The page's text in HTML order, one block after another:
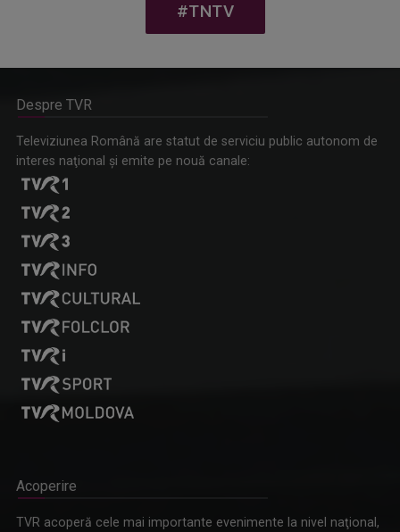
#TNTV
Despre TVR
Televiziunea Română are statut de serviciu public autonom de
interes naţional şi emite pe nouă canale:
Acoperire
TVR acoperă cele mai importante evenimente la nivel naţional,